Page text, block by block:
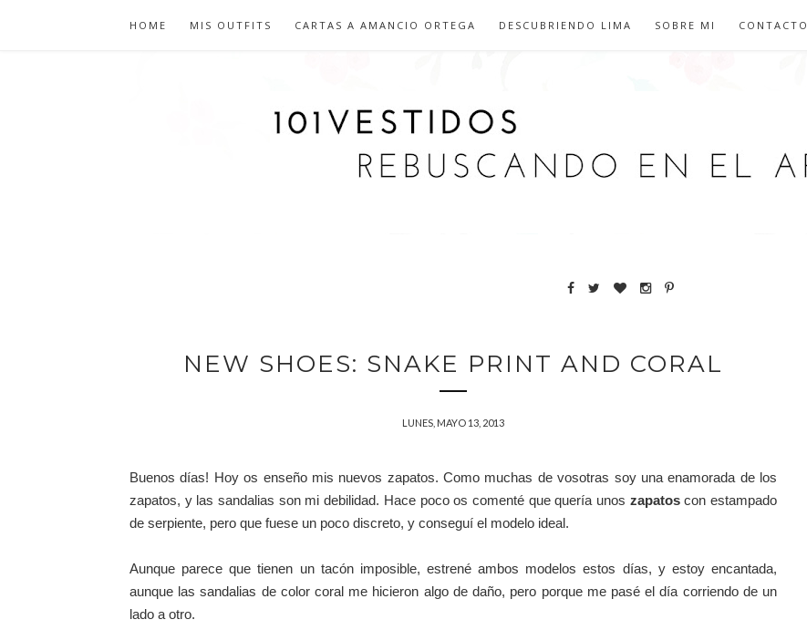
HOME MIS OUTFITS CARTAS A AMANCIO ORTEGA DESCUBRIENDO LIMA SOBRE MI CONTACTO
NEW SHOES: SNAKE PRINT AND CORAL
LUNES, MAYO 13, 2013
Buenos días! Hoy os enseño mis nuevos zapatos. Como muchas de vosotras soy una enamorada de los
zapatos, y las sandalias son mi debilidad. Hace poco os comenté que quería unos zapatoscon estampado
de serpiente, pero que fuese un poco discreto, y conseguí el modelo ideal.
Aunque parece que tienen un tacón imposible, estrené ambos modelos estos días, y estoy encantada,
aunque las sandalias de color coral me hicieron algo de daño, pero porque me pasé el día corriendo de un
lado a otro.